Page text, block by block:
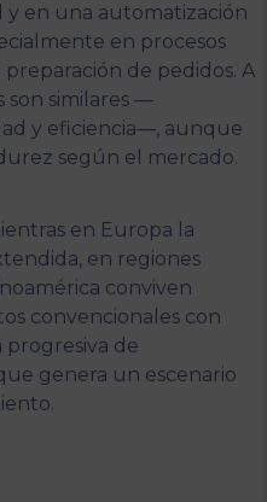
y en una automatización
en procesos
de pedidos. A
son similares —
y eficiencia—, aunque
según el mercado.
en Europa la
en regiones
conviven
convencionales con
progresiva de
genera un escenario